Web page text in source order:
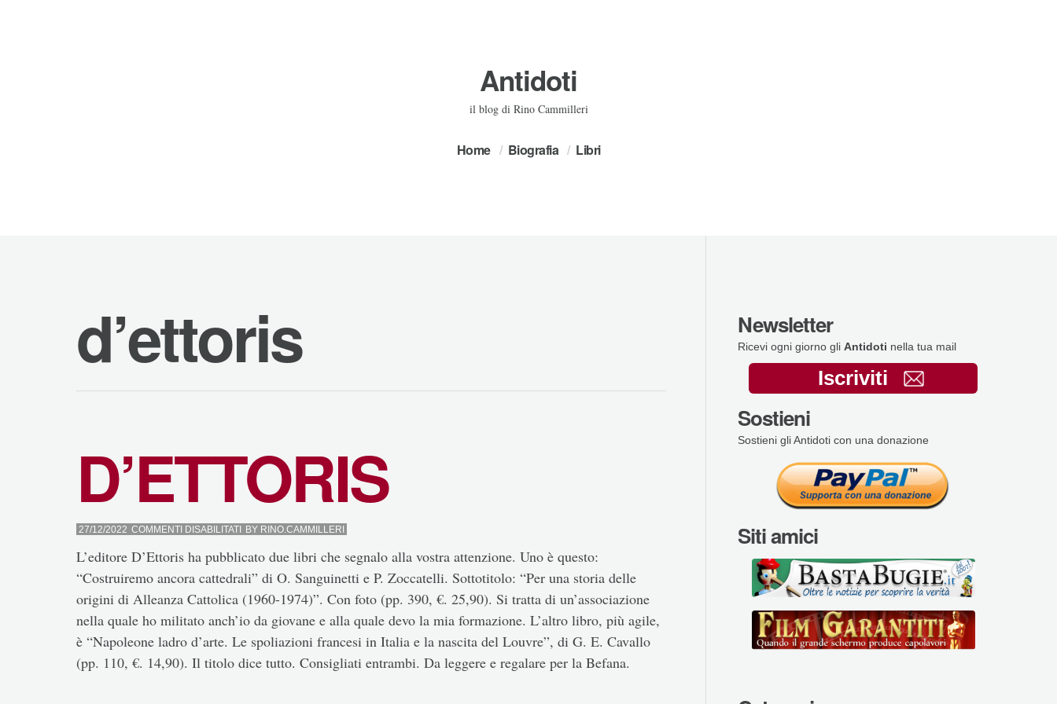
Antidoti
il blog di Rino Cammilleri
Home Biografia Libri
d’ettoris
D’ETTORIS
27/12/2022 COMMENTI DISABILITATISUBY RINO.CAMMILLERI
L’editore D’Ettoris ha pubblicato due libri che segnalo alla vostra attenzione. Uno è questo:
“Costruiremo ancora cattedrali” di O. Sanguinetti e P. Zoccatelli. Sottotitolo: “Per una storia delle
origini di Alleanza Cattolica (1960-1974)”. Con foto (pp. 390, €. 25,90). Si tratta di un’associazione
nella quale ho militato anch’io da giovane e alla quale devo la mia formazione. L’altro libro, più agile,
è “Napoleone ladro d’arte. Le spoliazioni francesi in Italia e la nascita del Louvre”, di G. E. Cavallo
(pp. 110, €. 14,90). Il titolo dice tutto. Consigliati entrambi. Da leggere e regalare per la Befana.
Newsletter
Ricevi ogni giorno gli Antidoti nella tua mail
Iscriviti
Sostieni
Sostieni gli Antidoti con una donazione
Siti amici